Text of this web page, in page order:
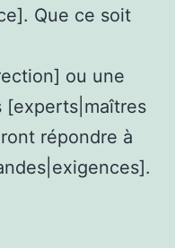
Que ce soit
ou une
[experts|maîtres
répondre à